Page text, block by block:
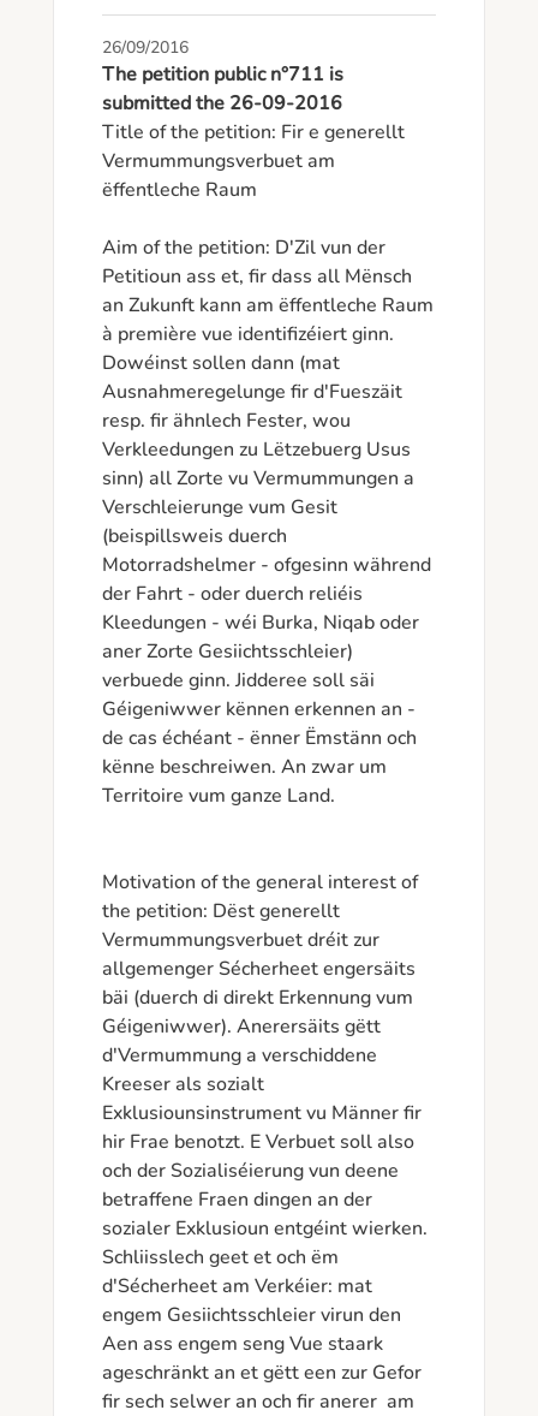
26/09/2016
The petition public n°711 is
submitted the 26-09-2016
Title of the petition: Fir e generellt
Vermummungsverbuet am
ëffentleche Raum
Aim of the petition: D'Zil vun der
Petitioun ass et, fir dass all Mënsch
an Zukunft kann am ëffentleche Raum
à première vue identifizéiert ginn.
Dowéinst sollen dann (mat
Ausnahmeregelunge fir d'Fueszäit
resp. fir ähnlech Fester, wou
Verkleedungen zu Lëtzebuerg Usus
sinn) all Zorte vu Vermummungen a
Verschleierunge vum Gesit
(beispillsweis duerch
Motorradshelmer - ofgesinn während
der Fahrt - oder duerch reliéis
Kleedungen - wéi Burka, Niqab oder
aner Zorte Gesiichtsschleier)
verbuede ginn. Jidderee soll säi
Géigeniwwer kënnen erkennen an -
de cas échéant - ënner Ëmstänn och
kënne beschreiwen. An zwar um
Territoire vum ganze Land.
Motivation of the general interest of
the petition: Dëst generellt
Vermummungsverbuet dréit zur
allgemenger Sécherheet engersäits
bäi (duerch di direkt Erkennung vum
Géigeniwwer). Anerersäits gëtt
d'Vermummung a verschiddene
Kreeser als sozialt
Exklusiounsinstrument vu Männer fir
hir Frae benotzt. E Verbuet soll also
och der Sozialiséierung vun deene
betraffene Fraen dingen an der
sozialer Exklusioun entgéint wierken.
Schliisslech geet et och ëm
d'Sécherheet am Verkéier: mat
engem Gesiichtsschleier virun den
Aen ass engem seng Vue staark
ageschränkt an et gëtt een zur Gefor
fir sech selwer an och fir anerer  am